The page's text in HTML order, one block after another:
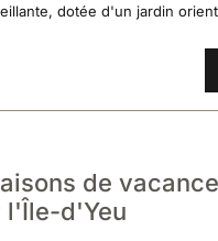
dotée d'un jardin
équipée avec
de 2 personnes pour un
de
l'Île-d'Yeu